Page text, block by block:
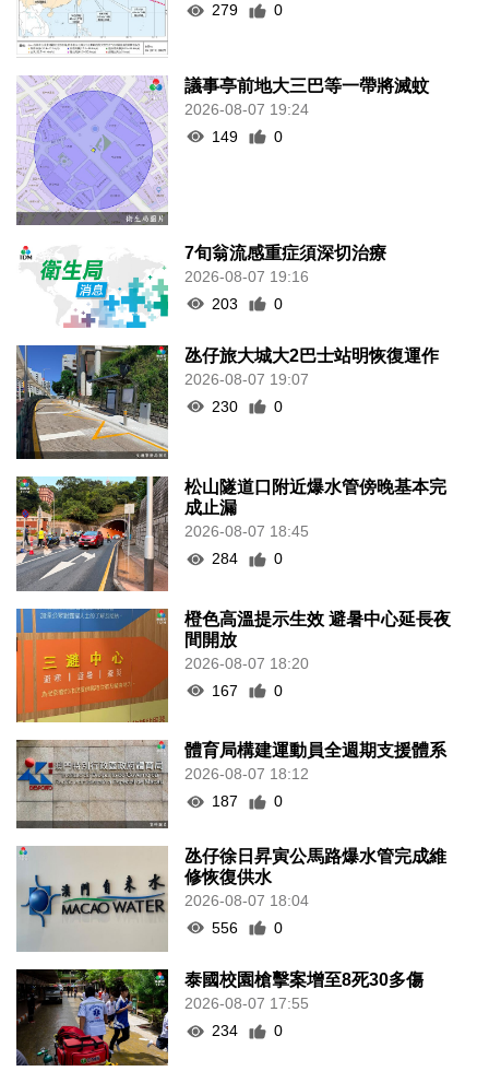
279
0
議事亭前地大三巴等一帶將滅蚊
2026-08-07 19:24
149
0
7旬翁流感重症須深切治療
2026-08-07 19:16
203
0
氹仔旅大城大2巴士站明恢復運作
2026-08-07 19:07
230
0
松山隧道口附近爆水管傍晚基本完
成止漏
2026-08-07 18:45
284
0
橙色高溫提示生效 避暑中心延長夜
間開放
2026-08-07 18:20
167
0
體育局構建運動員全週期支援體系
2026-08-07 18:12
187
0
氹仔徐日昇寅公馬路爆水管完成維
修恢復供水
2026-08-07 18:04
556
0
泰國校園槍擊案增至8死30多傷
2026-08-07 17:55
234
0